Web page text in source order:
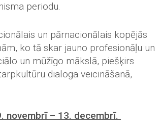
periodu.
un pārnacionālais kopējās
ko tā skar jauno profesionāļu un
un mūžīgo mākslā, piešķirs
dialoga veicināšanā,
novembrī – 13. decembrī.